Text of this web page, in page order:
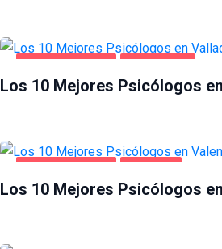
SALUD Y BELLEZA VALLADOLID
Los 10 Mejores Psicólogos
SALUD Y BELLEZA VALENCIA
Los 10 Mejores Psicólogos